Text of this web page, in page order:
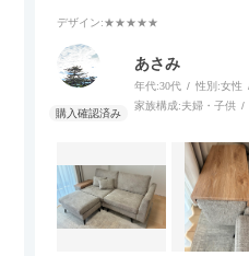
デザイン:★★★★★
あさみ
年代:30代 性別:女性
家族構成:夫婦・子供